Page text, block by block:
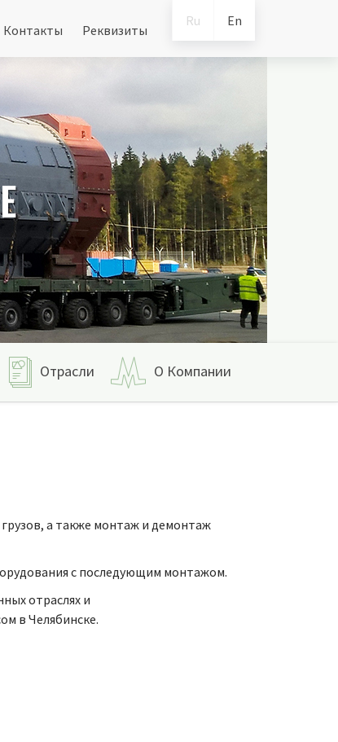
Ru En
Контакты Реквизиты
Отрасли О Компании
а также монтаж и демонтаж
с последующим монтажом.
отраслях и
в Челябинске.